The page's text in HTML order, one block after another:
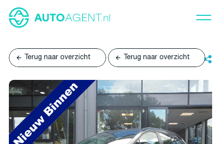
Terug naar overzicht Terug naar overzicht